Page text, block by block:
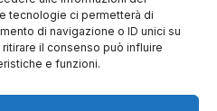
tecnologie ci permetterà di
di navigazione o ID unici su
il consenso può influire
e funzioni.
Alleanza 3.0 Soc. Coop.
nr. 51 42124 Reggio Emilia
(RE)